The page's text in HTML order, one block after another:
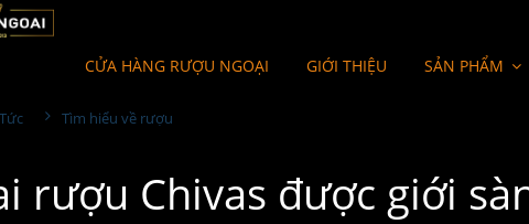
CỬA HÀNG RƯỢU NGOẠI GIỚI THIỆU SẢN PHẨM
Tìm hiểu về rượu
rượu Chivas được giới